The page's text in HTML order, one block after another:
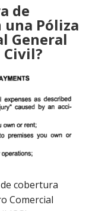
de
una Póliza
General
cobertura
Comercial